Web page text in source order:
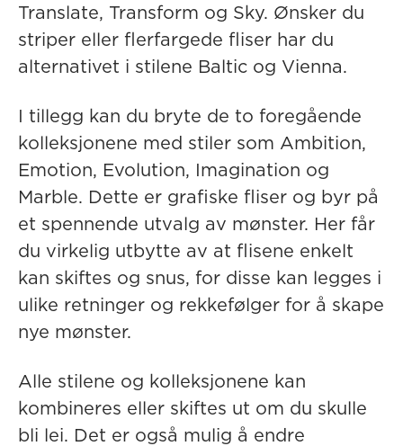
Translate, Transform og Sky. Ønsker du
striper eller flerfargede fliser har du
alternativet i stilene Baltic og Vienna.
I tillegg kan du bryte de to foregående
kolleksjonene med stiler som Ambition,
Emotion, Evolution, Imagination og
Marble. Dette er grafiske fliser og byr på
et spennende utvalg av mønster. Her får
du virkelig utbytte av at flisene enkelt
kan skiftes og snus, for disse kan legges i
ulike retninger og rekkefølger for å skape
nye mønster.
Alle stilene og kolleksjonene kan
kombineres eller skiftes ut om du skulle
bli lei. Det er også mulig å endre